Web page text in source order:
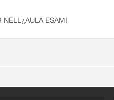
NELL¿AULA ESAMI